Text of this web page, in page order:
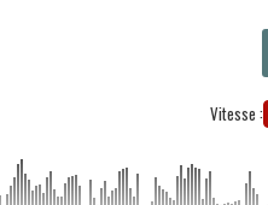
Vitesse :